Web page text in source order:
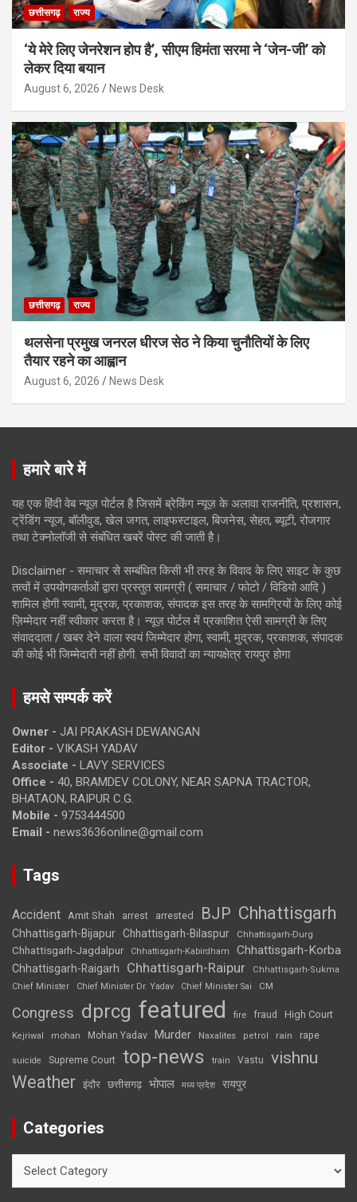
छत्तीसगढ़ राज्य
‘ये मेरे लिए जेनरेशन होप है’, सीएम हिमंता सरमा ने ‘जेन-जी’ को
लेकर दिया बयान
August 6, 2026 News Desk
छत्तीसगढ़ राज्य
थलसेना प्रमुख जनरल धीरज सेठ ने किया चुनौतियों के लिए
तैयार रहने का आह्वान
August 6, 2026 News Desk
हमारे बारे में
यह एक हिंदी वेब न्यूज़ पोर्टल है जिसमें ब्रेकिंग न्यूज़ के अलावा राजनीति, प्रशासन,
ट्रेंडिंग न्यूज, बॉलीवुड, खेल जगत, लाइफस्टाइल, बिजनेस, सेहत, ब्यूटी, रोजगार
तथा टेक्नोलॉजी से संबंधित खबरें पोस्ट की जाती है।
Disclaimer - समाचार से सम्बंधित किसी भी तरह के विवाद के लिए साइट के कुछ
तत्वों में उपयोगकर्ताओं द्वारा प्रस्तुत सामग्री ( समाचार / फोटो / विडियो आदि )
शामिल होगी स्वामी, मुद्रक, प्रकाशक, संपादक इस तरह के सामग्रियों के लिए कोई
ज़िम्मेदार नहीं स्वीकार करता है। न्यूज़ पोर्टल में प्रकाशित ऐसी सामग्री के लिए
संवाददाता / खबर देने वाला स्वयं जिम्मेदार होगा, स्वामी, मुद्रक, प्रकाशक, संपादक
की कोई भी जिम्मेदारी नहीं होगी. सभी विवादों का न्यायक्षेत्र रायपुर होगा
हमसे सम्पर्क करें
Owner - JAI PRAKASH DEWANGAN
Editor - VIKASH YADAV
Associate - LAVY SERVICES
Office - 40, BRAMDEV COLONY, NEAR SAPNA TRACTOR,
BHATAON, RAIPUR C.G.
Mobile - 9753444500
Email - news3636online@gmail.com
Tags
Accident Amit Shah arrest arrested BJP Chhattisgarh
Chhattisgarh-Bijapur Chhattisgarh-Bilaspur Chhattisgarh-Durg
Chhattisgarh-Jagdalpur Chhattisgarh-Kabirdham Chhattisgarh-Korba
Chhattisgarh-Raigarh Chhattisgarh-Raipur
Chhattisgarh-Sukma
Chief Minister
Chief Minister Dr. Yadav Chief Minister Sai CM
Congress dprcg featured fire fraud High Court
Kejriwal mohan Mohan Yadav Murder Naxalites petrol rain rape
suicide Supreme Court top-news train Vastu vishnu
Weather इंदौर छत्तीसगढ़ भोपाल मध्य प्रदेश रायपुर
Categories